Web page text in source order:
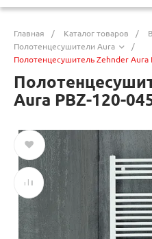
Главная / Каталог товаров /
Полотенцесушители Aura
/
Полотенцесушитель Zehnder Aura
Aura PBZ-120-